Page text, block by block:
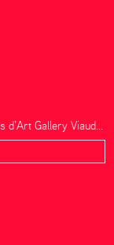
d’Art Gallery Viaud...